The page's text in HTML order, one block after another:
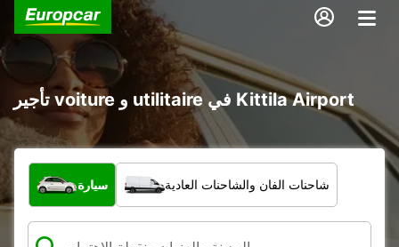
تأجير voiture و utilitaire في Kittila Airport
ما نوع المركبة؟
سيارة شاحنات الفان والشاحنات العادية